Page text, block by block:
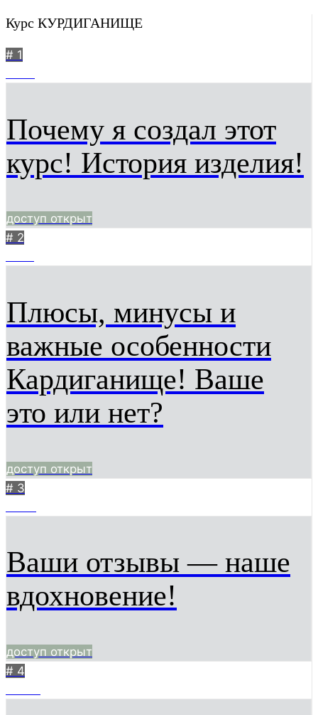
Курс КУРДИГАНИЩЕ
# 1
Почему я создал этот
курс! История изделия!
доступ открыт
# 2
Плюсы, минусы и
важные особенности
Кардиганище! Ваше
это или нет?
доступ открыт
# 3
Ваши отзывы — наше
вдохновение!
доступ открыт
# 4